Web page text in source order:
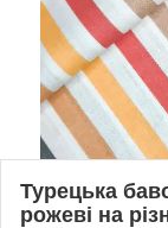
Турецька
рожеві на